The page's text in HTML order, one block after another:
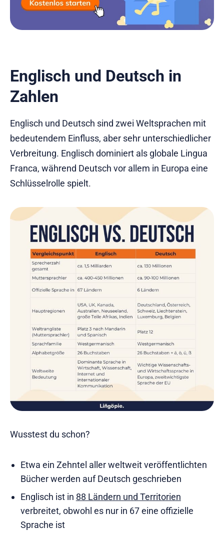
Englisch und Deutsch in
Zahlen
Englisch und Deutsch sind zwei Weltsprachen mit
bedeutendem Einfluss, aber sehr unterschiedlicher
Verbreitung. Englisch dominiert als globale Lingua
Franca, während Deutsch vor allem in Europa eine
Schlüsselrolle spielt.
Wusstest du schon?
Etwa ein Zehntel aller weltweit veröffentlichten
Bücher werden auf Deutsch geschrieben
Englisch ist in 88 Ländern und Territorien
verbreitet, obwohl es nur in 67 eine offizielle
Sprache ist